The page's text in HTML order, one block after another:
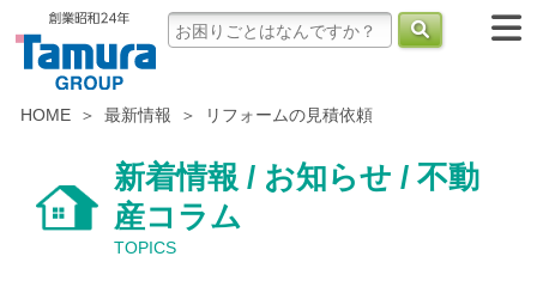
HOME 最新情報 リフォームの見積依頼
新着情報 / お知らせ / 不動
産コラム
TOPICS